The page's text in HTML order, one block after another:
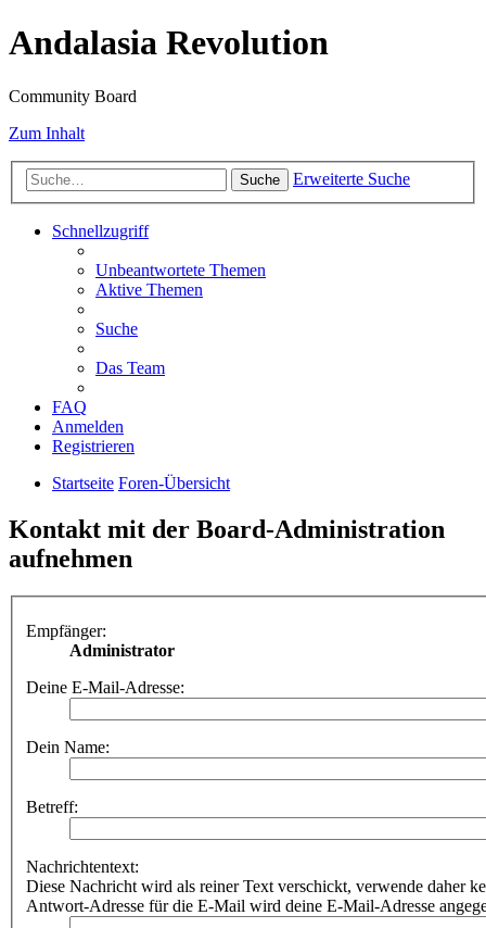
Andalasia Revolution
Community Board
Zum Inhalt
Suche Erweiterte Suche
Schnellzugriff
Unbeantwortete Themen
Aktive Themen
Suche
Das Team
FAQ
Anmelden
Registrieren
Startseite Foren-Übersicht
Kontakt mit der Board-Administration
aufnehmen
Empfänger:
Administrator
Deine E-Mail-Adresse:
Dein Name:
Betreff:
Nachrichtentext:
Diese Nachricht wird als reiner Text verschickt, verwende daher
Antwort-Adresse für die E-Mail wird deine E-Mail-Adresse